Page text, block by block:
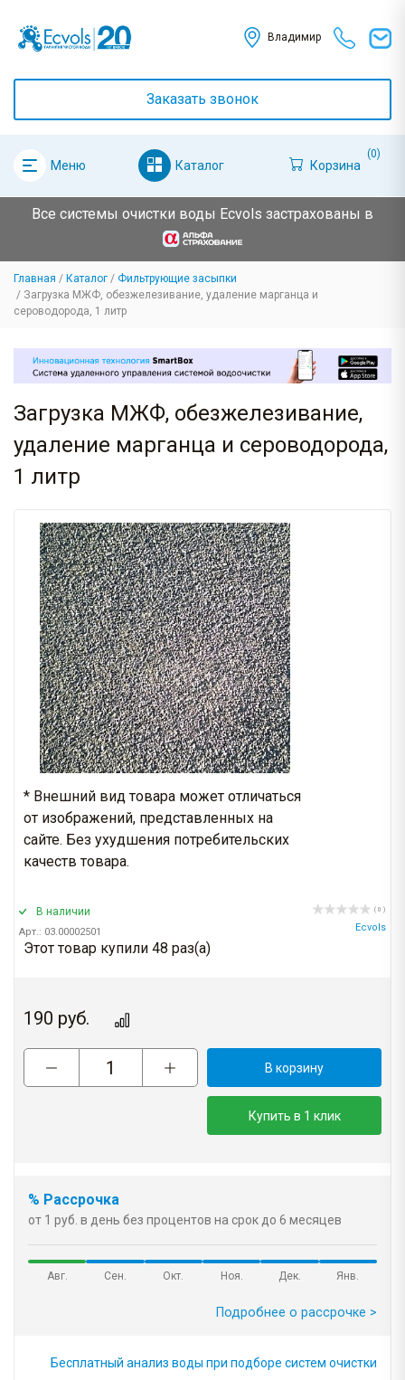
Владимир
Заказать звонок
Меню Каталог Корзина
(0)
Все системы очистки воды Ecvols застрахованы в
Главная Каталог
Фильтрующие засыпки
Загрузка МЖФ, обезжелезивание, удаление марганца и
сероводорода, 1 литр
Загрузка МЖФ, обезжелезивание,
удаление марганца и сероводорода,
1 литр
* Внешний вид товара может отличаться
от изображений, представленных на
сайте. Без ухудшения потребительских
качеств товара.
В наличии
Арт.: 03.00002501
( 0 )
Ecvols
Этот товар купили 48 раз(a)
190 руб.
В корзину
Купить в 1 клик
% Рассрочка
от 1 руб. в день без процентов на срок до 6 месяцев
Авг. Сен. Окт. Ноя. Дек. Янв.
Подробнее о рассрочке >
Бесплатный анализ воды при подборе систем очистки